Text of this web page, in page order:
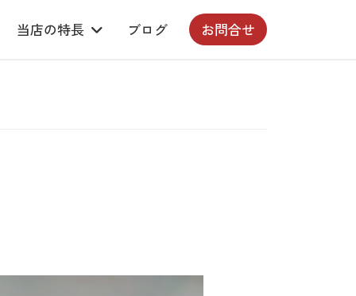
当店の特長 ブログ お問合せ